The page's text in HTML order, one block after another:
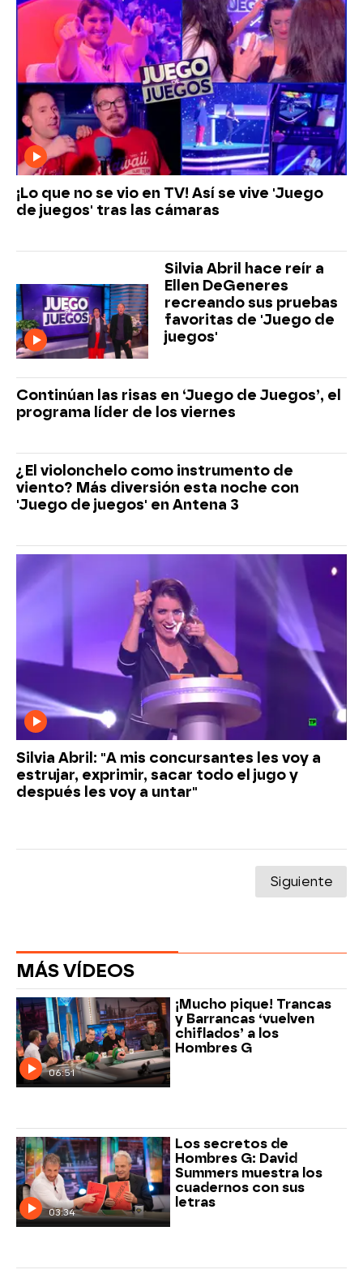
¡Lo que no se vio en TV! Así se vive 'Juego
de juegos' tras las cámaras
Silvia Abril hace reír a
Ellen DeGeneres
recreando sus pruebas
favoritas de 'Juego de
juegos'
Continúan las risas en ‘Juego de Juegos’, el
programa líder de los viernes
¿El violonchelo como instrumento de
viento? Más diversión esta noche con
'Juego de juegos' en Antena 3
Silvia Abril: "A mis concursantes les voy a
estrujar, exprimir, sacar todo el jugo y
después les voy a untar"
Siguiente
MÁS VÍDEOS
06:51
¡Mucho pique! Trancas
y Barrancas ‘vuelven
chiflados’ a los
Hombres G
03:34
Los secretos de
Hombres G: David
Summers muestra los
cuadernos con sus
letras